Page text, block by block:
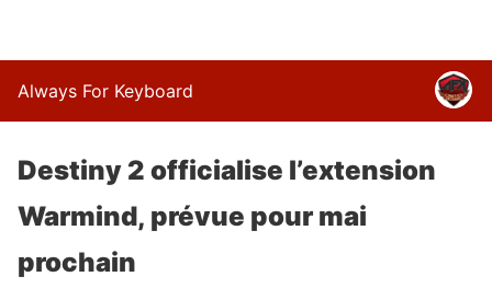
Always For Keyboard
Destiny 2 officialise l’extension
Warmind, prévue pour mai
prochain